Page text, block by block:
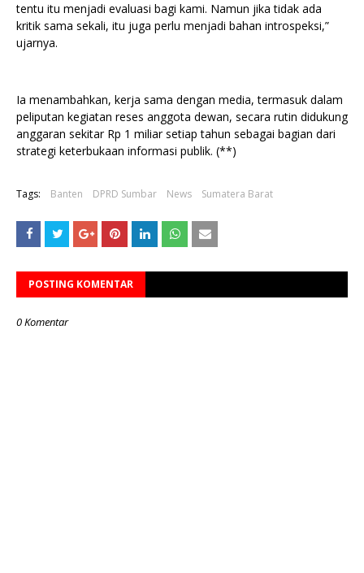
tentu itu menjadi evaluasi bagi kami. Namun jika tidak ada
kritik sama sekali, itu juga perlu menjadi bahan introspeksi,”
ujarnya.
Ia menambahkan, kerja sama dengan media, termasuk dalam
peliputan kegiatan reses anggota dewan, secara rutin didukung
anggaran sekitar Rp 1 miliar setiap tahun sebagai bagian dari
strategi keterbukaan informasi publik. (**)
Tags: Banten DPRD Sumbar News Sumatera Barat
POSTING KOMENTAR
0 Komentar